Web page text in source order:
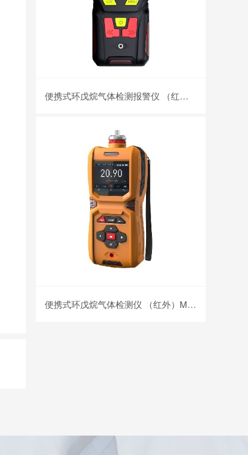
便携式环戊烷气体检测报警仪 （红外）MS400-C5H10
便携式环戊烷气体检测仪 （红外）MS600-C5H10